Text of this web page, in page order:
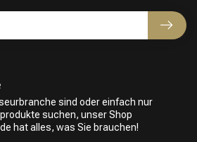
sind oder einfach nur
suchen, unser Shop
hat alles, was Sie brauchen!